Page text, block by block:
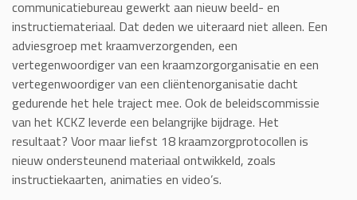
communicatiebureau gewerkt aan nieuw beeld- en
instructiemateriaal. Dat deden we uiteraard niet alleen. Een
adviesgroep met kraamverzorgenden, een
vertegenwoordiger van een kraamzorgorganisatie en een
vertegenwoordiger van een cliëntenorganisatie dacht
gedurende het hele traject mee. Ook de beleidscommissie
van het KCKZ leverde een belangrijke bijdrage. Het
resultaat? Voor maar liefst 18 kraamzorgprotocollen is
nieuw ondersteunend materiaal ontwikkeld, zoals
instructiekaarten, animaties en video’s.